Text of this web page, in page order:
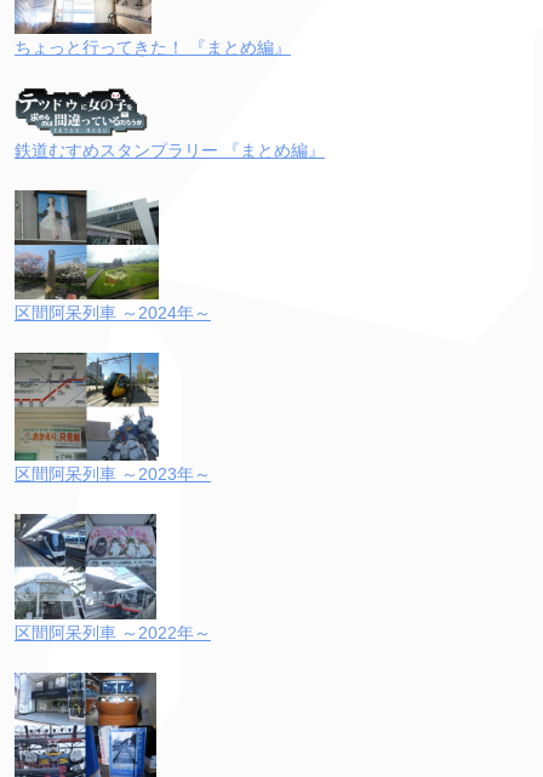
ちょっと行ってきた！ 『まとめ編』
鉄道むすめスタンプラリー 『まとめ編』
区間阿呆列車 ～2024年～
区間阿呆列車 ～2023年～
区間阿呆列車 ～2022年～